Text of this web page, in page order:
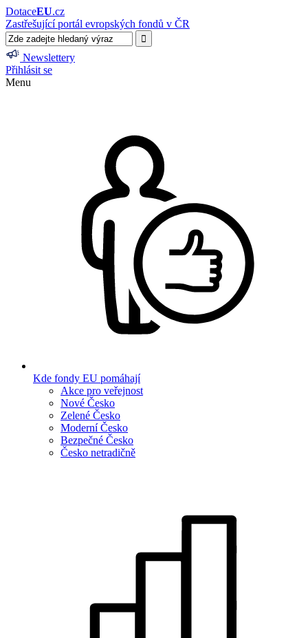
DotaceEU.cz
Zastřešující portál evropských fondů v ČR
Newslettery
Přihlásit se
Menu
Kde fondy EU pomáhají
Akce pro veřejnost
Nové Česko
Zelené Česko
Moderní Česko
Bezpečné Česko
Česko netradičně